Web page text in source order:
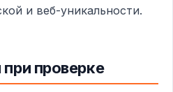
и веб-уникальности.
проверке